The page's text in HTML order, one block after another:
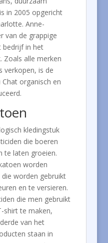
in 2005 opgericht
Anne-
van de grappige
bedrijf in het
Zoals alle merken
verkopen, is de
organisch en
kledingstuk
die boeren
te laten groeien.
worden
worden gebruikt
en te versieren.
die men gebruikt
shirt te maken,
van het
staan in